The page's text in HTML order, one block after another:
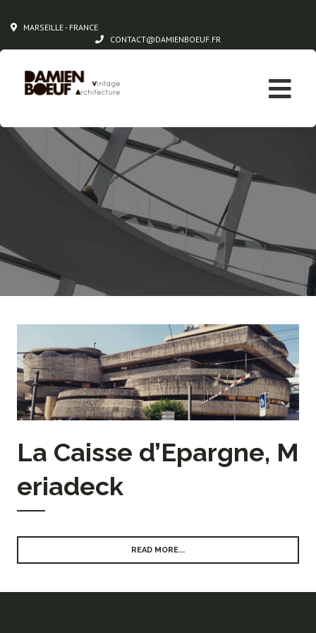
MARSEILLE - FRANCE
CONTACT@DAMIENBOEUF.FR
La Caisse d’Epargne, M
eriadeck
READ MORE...